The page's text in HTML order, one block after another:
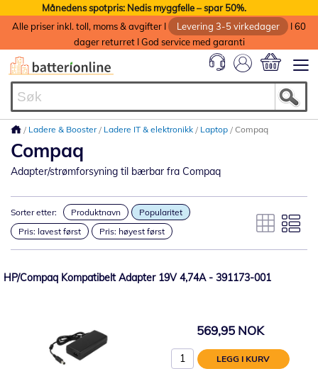
Månedens spotpris: Nedis myggfelle – spar 50%.
Alle priser inkl. toll, moms & avgifter I
Levering 3-5 virkedager
I 60
dager returret I God service med garanti
Ladere & Booster Ladere IT & elektronikk Laptop Compaq
Compaq
Adapter/strømforsyning til bærbar fra Compaq
Sorter etter: Produktnavn
Popularitet
Pris: lavest først
Pris: høyest først
HP/Compaq Kompatibelt Adapter 19V 4,74A - 391173-001
569,95 NOK
LEGG I KURV